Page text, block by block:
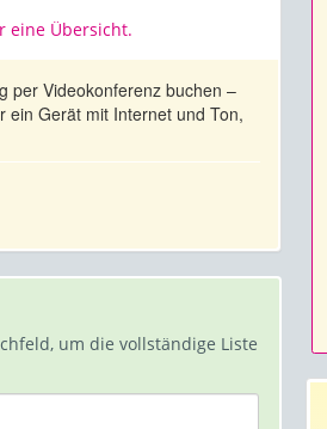
eine Übersicht.
per Videokonferenz buchen –
ein Gerät mit Internet und Ton,
um die vollständige Liste